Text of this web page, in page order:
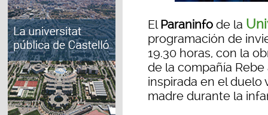
ElParaninfo de la
programación de
19.30 horas, con la
de la compañía
inspirada en el duelo
madre durante la